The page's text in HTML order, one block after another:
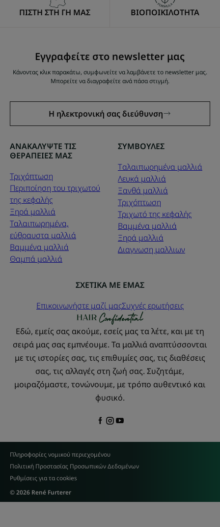
ΠΙΣΤΗ ΣΤΗ ΓΗ ΜΑΣ ΒΙΟΠΟΙΚΙΛΟΤΗΤΑ
Εγγραφείτε στο newsletter μας
Κάνοντας κλικ παρακάτω, συμφωνείτε να λαμβάνετε το newsletter μας.
Μπορείτε να διαγραφείτε ανά πάσα στιγμή.
Η ηλεκτρονική σας διεύθυνση
ΑΝΑΚΑΛΥΨΤΕ ΤΙΣ
ΘΕΡΑΠΕΙΕΣ ΜΑΣ
Τριχόπτωση
Περιποίηση του τριχωτού
της κεφαλής
Ξηρά μαλλιά
Ταλαιπωρημένα,
εύθραυστα μαλλιά
Βαμμένα μαλλιά
Θαμπά μαλλιά
ΣΥΜΒΟΥΛΕΣ
Tαλαιπωρημένα μαλλιά
Λευκά μαλλιά
Ξανθά μαλλιά
Τριχόπτωση
Τριχωτό της κεφαλής
Βαμμένα μαλλιά
Ξηρά μαλλιά
Διαγνωση μαλλιων
ΣΧΕΤΙΚΑ ΜΕ ΕΜΑΣ
Επικοινωνήστε μαζί μαςΣυχνές ερωτήσεις
Εδώ, εμείς σας ακούμε, εσείς μας τα λέτε, και με τη
σειρά μας σας εμπνέουμε. Τα μαλλιά αναπτύσσονται
με τις ιστορίες σας, τις επιθυμίες σας, τις διαθέσεις
σας, τις αλλαγές στη ζωή σας. Συζητάμε,
μοιραζόμαστε, τονώνουμε, με τρόπο αυθεντικό και
φυσικό.
Πληροφορίες νομικού περιεχομένου
Πολιτική Προστασίας Προσωπικών Δεδομένων
Ρυθμίσεις για τα cookies
© 2026 René Furterer